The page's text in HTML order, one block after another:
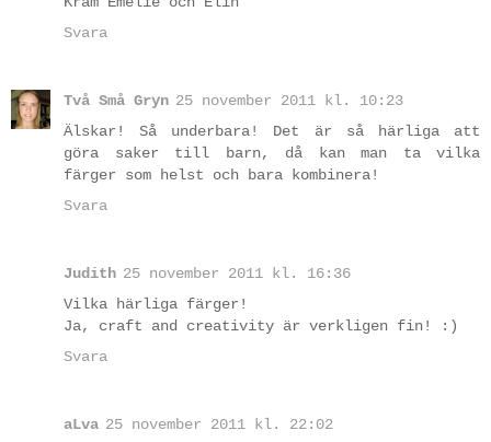
Svara
Två Små Gryn 25 november 2011 kl. 10:23
Älskar! Så underbara! Det är så härliga att
göra saker till barn, då kan man ta vilka
färger som helst och bara kombinera!
Svara
Judith 25 november 2011 kl. 16:36
Vilka härliga färger!
Ja, craft and creativity är verkligen fin! :)
Svara
aLva 25 november 2011 kl. 22:02